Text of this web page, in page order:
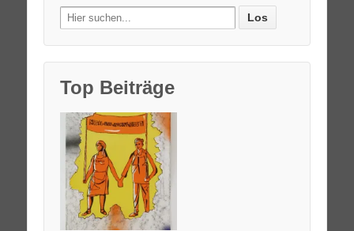
Search
for:
Top Beiträge